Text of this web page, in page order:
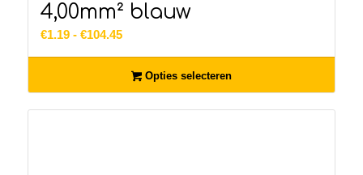
4,00mm² blauw
€1.19 - €104.45Prijsklasse:
tot
€104.45
Opties selecteren